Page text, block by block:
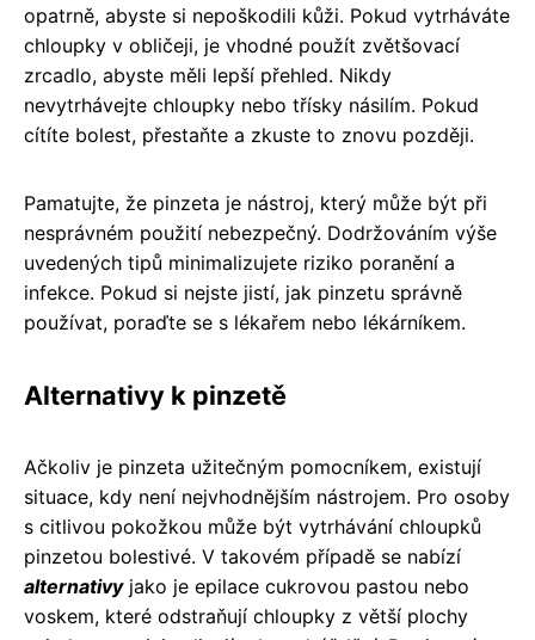
opatrně, abyste si nepoškodili kůži. Pokud vytrháváte
chloupky v obličeji, je vhodné použít zvětšovací
zrcadlo, abyste měli lepší přehled. Nikdy
nevytrhávejte chloupky nebo třísky násilím. Pokud
cítíte bolest, přestaňte a zkuste to znovu později.
Pamatujte, že pinzeta je nástroj, který může být při
nesprávném použití nebezpečný. Dodržováním výše
uvedených tipů minimalizujete riziko poranění a
infekce. Pokud si nejste jistí, jak pinzetu správně
používat, poraďte se s lékařem nebo lékárníkem.
Alternativy k pinzetě
Ačkoliv je pinzeta užitečným pomocníkem, existují
situace, kdy není nejvhodnějším nástrojem. Pro osoby
s citlivou pokožkou může být vytrhávání chloupků
pinzetou bolestivé. V takovém případě se nabízí
alternativyjako je epilace cukrovou pastou nebo
voskem, které odstraňují chloupky z větší plochy